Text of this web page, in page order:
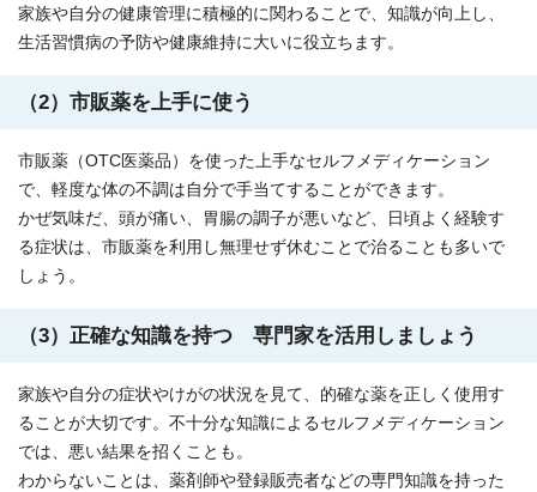
家族や自分の健康管理に積極的に関わることで、知識が向上し、
生活習慣病の予防や健康維持に大いに役立ちます。
（2）市販薬を上手に使う
市販薬（OTC医薬品）を使った上手なセルフメディケーション
で、軽度な体の不調は自分で手当てすることができます。
かぜ気味だ、頭が痛い、胃腸の調子が悪いなど、日頃よく経験す
る症状は、市販薬を利用し無理せず休むことで治ることも多いで
しょう。
（3）正確な知識を持つ 専門家を活用しましょう
家族や自分の症状やけがの状況を見て、的確な薬を正しく使用す
ることが大切です。不十分な知識によるセルフメディケーション
では、悪い結果を招くことも。
わからないことは、薬剤師や登録販売者などの専門知識を持った